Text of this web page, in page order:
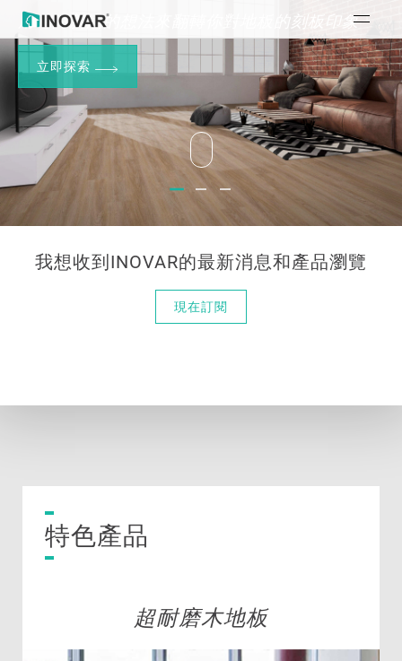
用時尚新潮的想法來翻轉你對地板的刻板印象
立即探索
歡迎來到
INOVAR的世界
歡迎來到
INOVAR的世界
歡迎來到
INOVAR的世界
我想收到INOVAR的最新消息和產品瀏覽
現在訂閱
特色產品
超耐磨木地板